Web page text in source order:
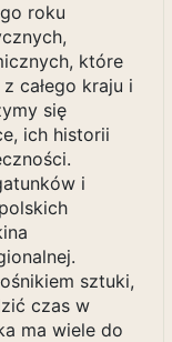
roku
które
całego kraju i
się
ich historii
i
sztuki,
czas w
ma wiele do